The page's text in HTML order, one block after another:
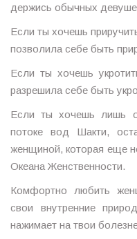
держись обычных
Если ты хочешь
позволила себе быть
Если ты хочешь
разрешила себе быть
Если ты хочешь лишь
потоке вод Шакти,
женщиной, которая еще
Океана Женственности.
Комфортно любить
свои внутренние
нажимает на твои